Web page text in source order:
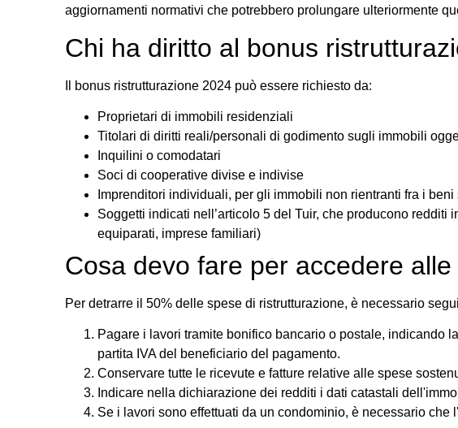
aggiornamenti normativi che potrebbero prolungare ulteriormente
Chi ha diritto al bonus
Il bonus ristrutturazione 2024 può essere richiesto da:
Proprietari di immobili residenziali
Titolari di diritti reali/personali di godimento sugli immobili
Inquilini o comodatari
Soci di cooperative divise e indivise
Imprenditori individuali, per gli immobili non rientranti fra i
Soggetti indicati nell’articolo 5 del Tuir, che producono
equiparati, imprese familiari)
Cosa devo fare per accedere
Per detrarre il 50% delle spese di ristrutturazione, è necessario
Pagare i lavori tramite bonifico bancario o postale, indicando
partita IVA del beneficiario del pagamento.
Conservare tutte le ricevute e fatture relative alle spese
Indicare nella dichiarazione dei redditi i dati catastali
Se i lavori sono effettuati da un condominio, è necessario